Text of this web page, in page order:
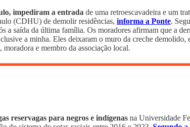
impediram a entrada de uma retroescavadeira e um
(CDHU) de demolir residências, informa a Ponte.
a saída da última família. Os moradores afirmam que a
a minha. Eles deixaram o muro da creche
e membro da associação local.
reservagas para negros e indígenas na Universidade